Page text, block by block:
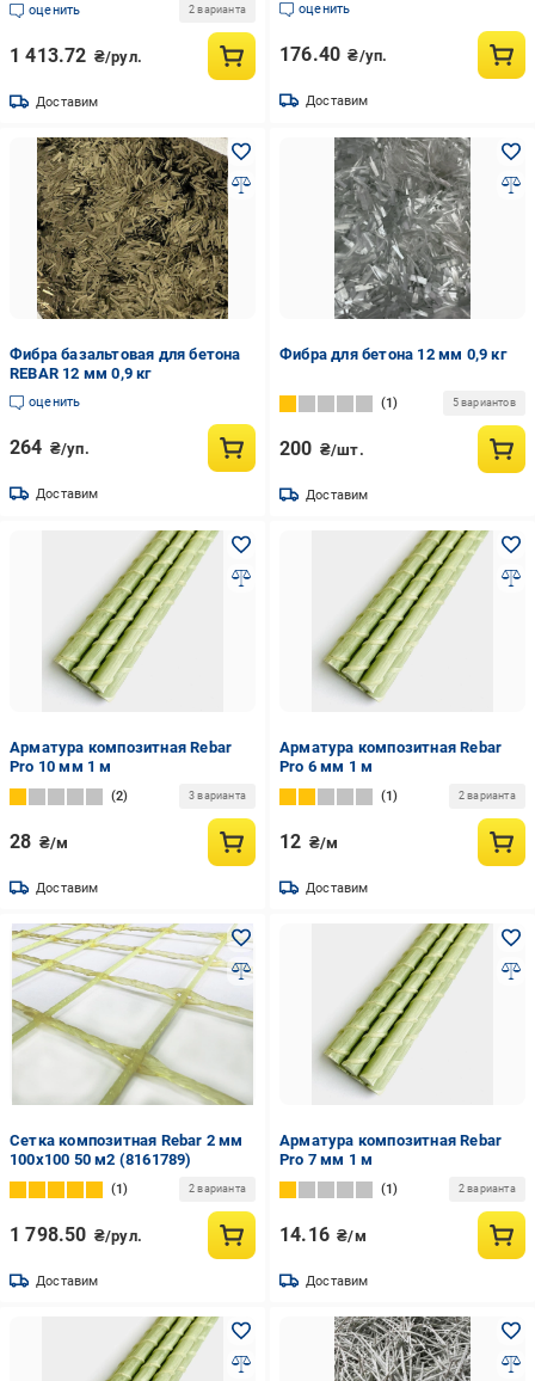
оценить 2 варианта
1 413.72 ₴/рул.
Доставим
оценить
176.40 ₴/уп.
Доставим
Фибра базальтовая для бетона
REBAR 12 мм 0,9 кг
оценить
264 ₴/уп.
Доставим
Фибра для бетона 12 мм 0,9 кг
1 5 вариантов
200 ₴/шт.
Доставим
Арматура композитная Rebar
Pro 10 мм 1 м
2 3 варианта
28 ₴/м
Доставим
Арматура композитная Rebar
Pro 6 мм 1 м
1 2 варианта
12 ₴/м
Доставим
Сетка композитная Rebar 2 мм
100х100 50 м2 (8161789)
1 2 варианта
1 798.50 ₴/рул.
Доставим
Арматура композитная Rebar
Pro 7 мм 1 м
1 2 варианта
14.16 ₴/м
Доставим